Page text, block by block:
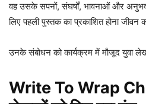
वह उसके सपनों, संघर्षों, भावनाओं और
लिए पहली पुस्तक का प्रकाशित होना जीवन
उनके संबोधन को कार्यक्रम में मौजूद युवा
Write To Wrap